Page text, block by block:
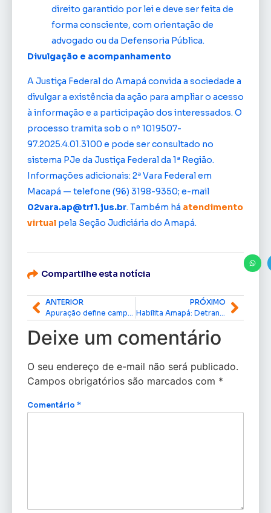
direito garantido por lei e deve ser feita de
forma consciente, com orientação de
advogado ou da Defensoria Pública.
Divulgação e acompanhamento
A Justiça Federal do Amapá convida a sociedade a
divulgar a existência da ação para ampliar o acesso
à informação e a participação dos interessados. O
processo tramita sob o nº 1019507-
97.2025.4.01.3100 e pode ser consultado no
sistema PJe da Justiça Federal da 1ª Região.
Informações adicionais: 2ª Vara Federal em
Macapá — telefone (96) 3198-9350; e-mail
02vara.ap@trf1.jus.br. Também há atendimento
virtual pela Seção Judiciária do Amapá.
Compartilhe esta notícia
ANTERIOR
Apuração define campeãs do Carnaval 2026 no Sambódromo de Macapá
PRÓXIMO
Habilita Amapá: Detran divulga lista oficial de aprovados; confira próximos passos
Deixe um comentário
O seu endereço de e-mail não será publicado.
Campos obrigatórios são marcados com *
Comentário *